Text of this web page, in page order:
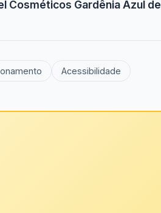
Cosméticos Gardênia Azul de
Acessibilidade